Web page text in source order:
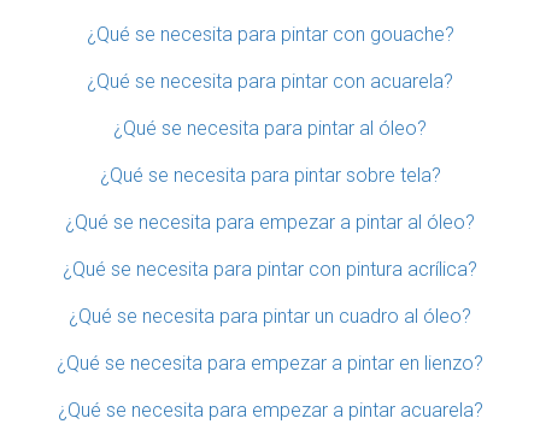
¿Qué se necesita para pintar con gouache?
¿Qué se necesita para pintar con acuarela?
¿Qué se necesita para pintar al óleo?
¿Qué se necesita para pintar sobre tela?
¿Qué se necesita para empezar a pintar al óleo?
¿Qué se necesita para pintar con pintura acrílica?
¿Qué se necesita para pintar un cuadro al óleo?
¿Qué se necesita para empezar a pintar en lienzo?
¿Qué se necesita para empezar a pintar acuarela?